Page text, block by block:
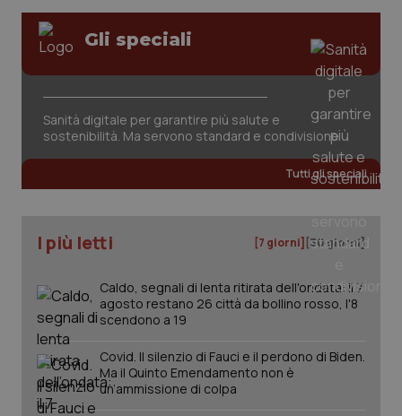
Gli speciali
Sanità digitale per garantire più salute e
sostenibilità. Ma servono standard e condivisione
Tutti gli speciali
I più letti [7 giorni] [30 giorni]
Caldo, segnali di lenta ritirata dell'ondata: il 7
agosto restano 26 città da bollino rosso, l'8
scendono a 19
Covid. Il silenzio di Fauci e il perdono di Biden.
Ma il Quinto Emendamento non è
un’ammissione di colpa
tracking-sites-ironfish-
session-id
www.quotidianosanita.it
_ga